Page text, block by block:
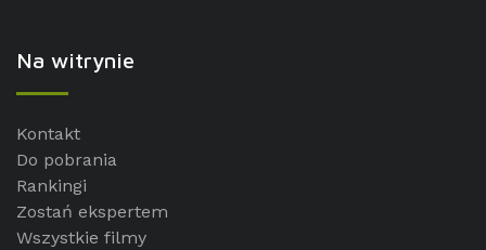
Na witrynie
Kontakt
Do pobrania
Rankingi
Zostań ekspertem
Wszystkie filmy